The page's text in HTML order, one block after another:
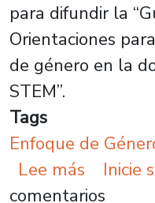
para difundir la
Orientaciones
de género en la
STEM”.
Tags
Enfoque de
Lee más sobre
Inicie
comentarios